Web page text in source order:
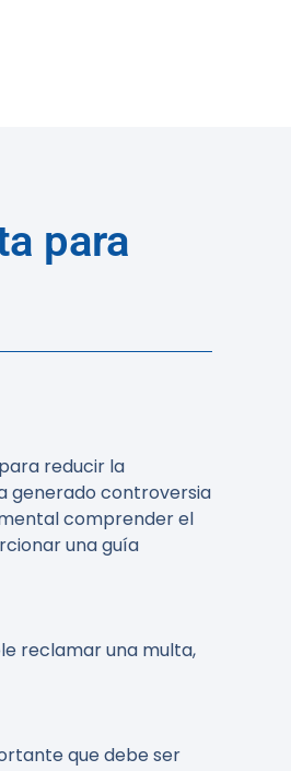
para
reducir la
generado controversia
comprender el
una guía
reclamar una multa,
que debe ser